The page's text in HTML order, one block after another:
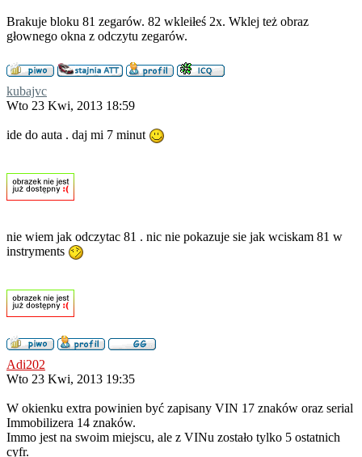
Brakuje bloku 81 zegarów. 82 wkleiłeś 2x. Wklej też obraz
głownego okna z odczytu zegarów.
kubajvc
Wto 23 Kwi, 2013 18:59
ide do auta . daj mi 7 minut
nie wiem jak odczytac 81 . nic nie pokazuje sie jak wciskam 81 w
instryments
Adi202
Wto 23 Kwi, 2013 19:35
W okienku extra powinien być zapisany VIN 17 znaków oraz serial
Immobilizera 14 znaków.
Immo jest na swoim miejscu, ale z VINu zostało tylko 5 ostatnich
cyfr.